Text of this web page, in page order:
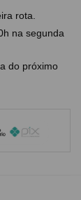
rota.
na segunda
do próximo